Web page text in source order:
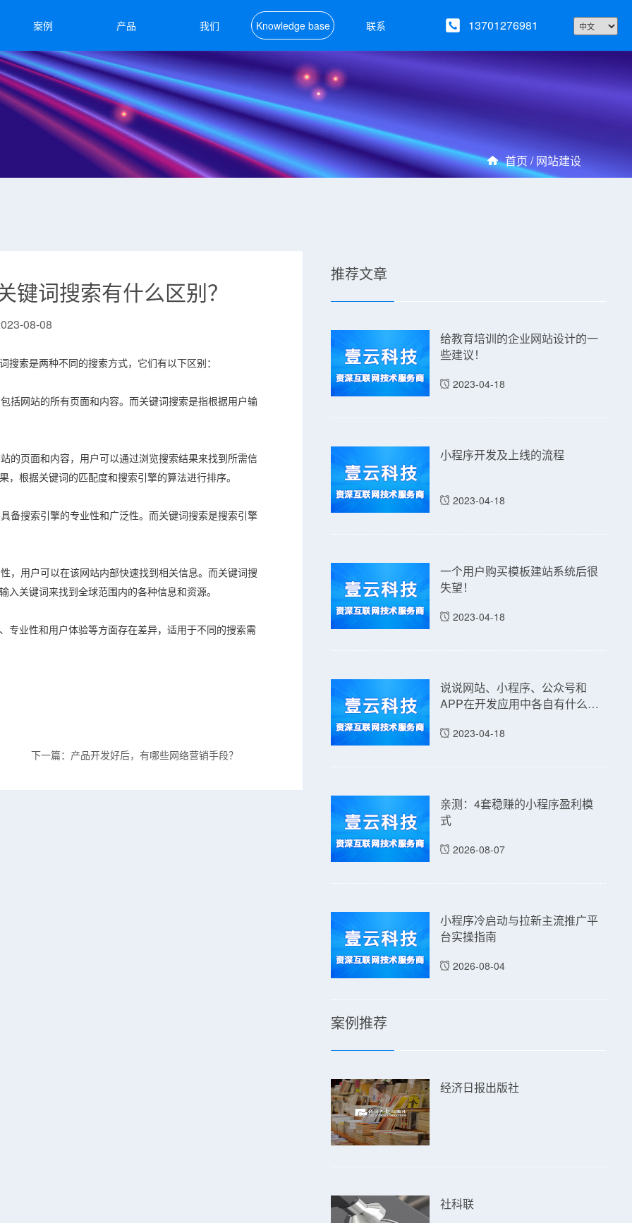
案例
产品
我们
知识库
Knowledge base 联系 13701276981
首页 /网站建设
键词搜索有什么区别？
08-08
搜索是两种不同的搜索方式，它们有以下区别：
括网站的所有页面和内容。而关键词搜索是指根据用户输
的页面和内容，用户可以通过浏览搜索结果来找到所需信
根据关键词的匹配度和搜索引擎的算法进行排序。
备搜索引擎的专业性和广泛性。而关键词搜索是搜索引擎
，用户可以在该网站内部快速找到相关信息。而关键词搜
关键词来找到全球范围内的各种信息和资源。
专业性和用户体验等方面存在差异，适用于不同的搜索需
下一篇：产品开发好后，有哪些网络营销手段？
推荐文章
给教育培训的企业网站设计的一
些建议！
2023-04-18
小程序开发及上线的流程
2023-04-18
一个用户购买模板建站系统后很
失望！
2023-04-18
说说网站、小程序、公众号和
APP在开发应用中各自有什么优
2023-04-18
亲测：4套稳赚的小程序盈利模
式
2026-08-07
小程序冷启动与拉新主流推广平
台实操指南
2026-08-04
案例推荐
经济日报出版社
社科联